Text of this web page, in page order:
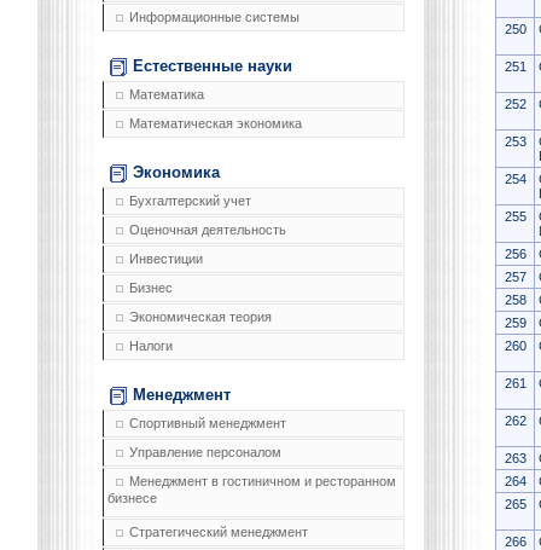
Информационные системы
Естественные науки
Математика
Математическая экономика
Экономика
Бухгалтерский учет
Оценочная деятельность
Инвестиции
Бизнес
Экономическая теория
Налоги
Менеджмент
Спортивный менеджмент
Управление персоналом
Менеджмент в гостиничном и ресторанном
бизнесе
Стратегический менеджмент
250
251
252
253
254
255
256
257
258
259
260
261
262
263
264
265
266